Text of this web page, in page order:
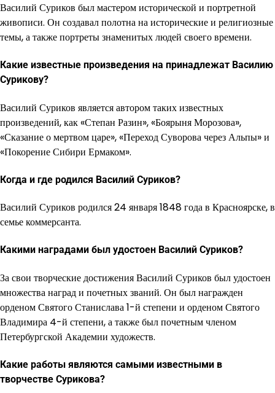
Василий Суриков был мастером исторической и портретной
живописи. Он создавал полотна на исторические и религиозные
темы, а также портреты знаменитых людей своего времени.
Какие известные произведения на принадлежат Василию
Сурикову?
Василий Суриков является автором таких известных
произведений, как «Степан Разин», «Боярыня Морозова»,
«Сказание о мертвом царе», «Переход Суворова через Альпы» и
«Покорение Сибири Ермаком».
Когда и где родился Василий Суриков?
Василий Суриков родился 24 января 1848 года в Красноярске, в
семье коммерсанта.
Какими наградами был удостоен Василий Суриков?
За свои творческие достижения Василий Суриков был удостоен
множества наград и почетных званий. Он был награжден
орденом Святого Станислава 1-й степени и орденом Святого
Владимира 4-й степени, а также был почетным членом
Петербургской Академии художеств.
Какие работы являются самыми известными в
творчестве Сурикова?